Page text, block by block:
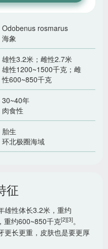
Odobenus rosmarus
海象
雄性3.2米；雌性2.7米
雄性1200~1500千克；雌
性600~850千克
30~40年
肉食性
胎生
环北极圈海域
征
雄性体长3.2米，重约
重约600~850千克[2][3]。
更长更重，皮肤也是要更厚